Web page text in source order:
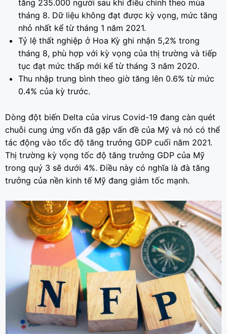
tăng 235.000 người sau khi điều chỉnh theo mùa
tháng 8. Dữ liệu không đạt được kỳ vọng, mức tăng
nhỏ nhất kể từ tháng 1 năm 2021.
Tỷ lệ thất nghiệp ở Hoa Kỳ ghi nhận 5,2% trong
tháng 8, phù hợp với kỳ vọng của thị trường và tiếp
tục đạt mức thấp mới kể từ tháng 3 năm 2020.
Thu nhập trung bình theo giờ tăng lên 0.6% từ mức
0.4% của kỳ trước.
Dòng đột biến Delta của virus Covid-19 đang càn quét
chuỗi cung ứng vốn đã gặp vấn đề của Mỹ và nó có thể
tác động vào tốc độ tăng trưởng GDP cuối năm 2021.
Thị trường kỳ vọng tốc độ tăng trưởng GDP của Mỹ
trong quý 3 sẽ dưới 4%. Điều này có nghĩa là đà tăng
trưởng của nền kinh tế Mỹ đang giảm tốc mạnh.